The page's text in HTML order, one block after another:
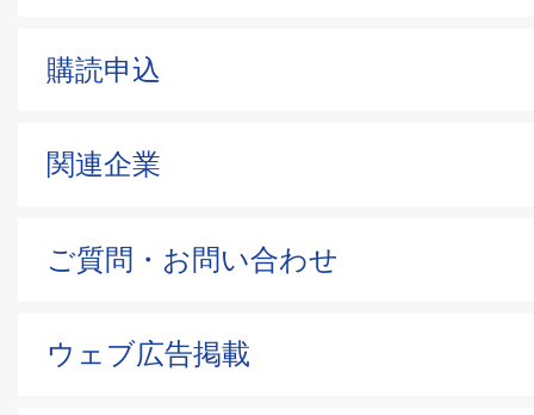
購読申込
関連企業
ご質問・お問い合わせ
ウェブ広告掲載